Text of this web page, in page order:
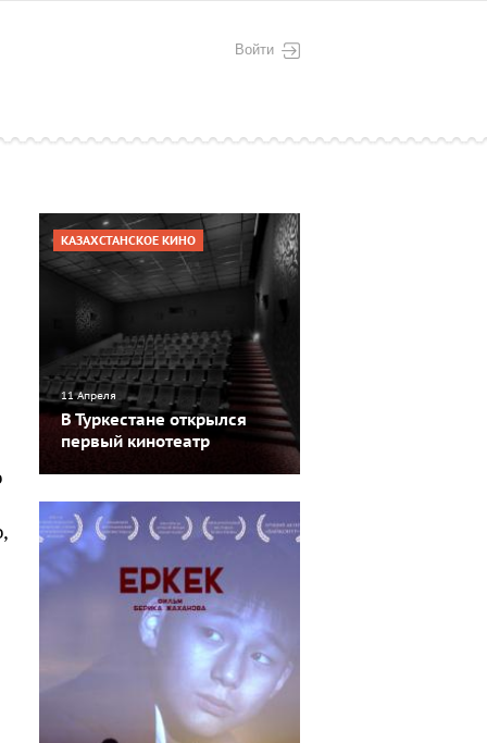
Войти
КАЗАХСТАНСКОЕ КИНО
11 Апреля
В Туркестане открылся
первый кинотеатр